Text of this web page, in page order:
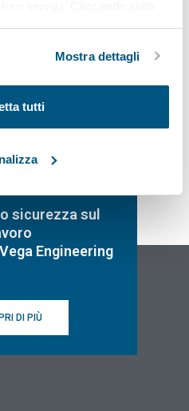
rifiutando tutti i cookie,
Mostra dettagli
tutti
sicurezza sul
Engineering
DI PIÙ